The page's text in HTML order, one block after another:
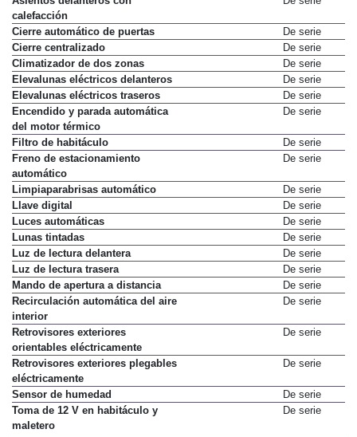
calefacción
Cierre automático de puertas
De serie
Cierre centralizado
De serie
Climatizador de dos zonas
De serie
Elevalunas eléctricos delanteros
De serie
Elevalunas eléctricos traseros
De serie
Encendido y parada automática
del motor térmico
De serie
Filtro de habitáculo
De serie
Freno de estacionamiento
automático
De serie
Limpiaparabrisas automático
De serie
Llave digital
De serie
Luces automáticas
De serie
Lunas tintadas
De serie
Luz de lectura delantera
De serie
Luz de lectura trasera
De serie
Mando de apertura a distancia
De serie
Recirculación automática del aire
interior
De serie
Retrovisores exteriores
orientables eléctricamente
De serie
Retrovisores exteriores plegables
eléctricamente
De serie
Sensor de humedad
De serie
Toma de 12 V en habitáculo y
maletero
De serie